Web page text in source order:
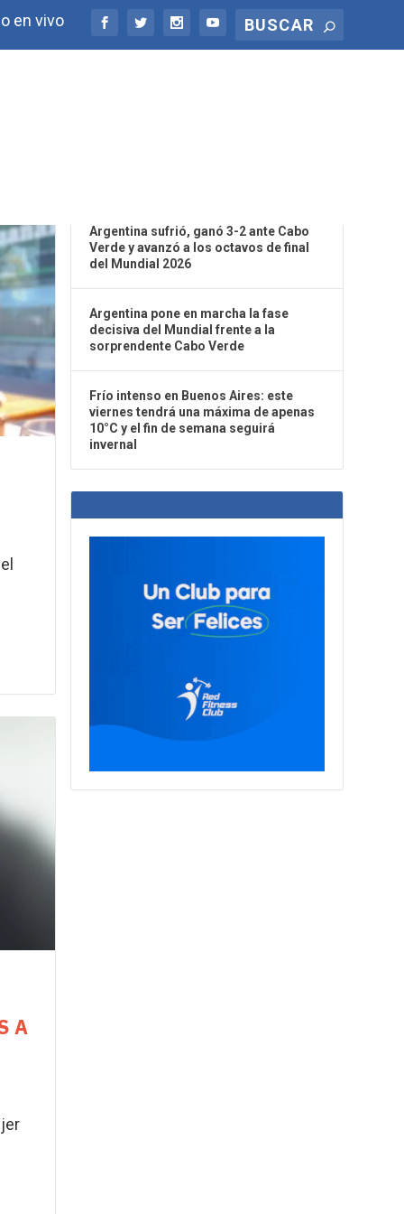
en vivo
A
Argentina sufrió, ganó 3-2 ante Cabo
Verde y avanzó a los octavos de final
del Mundial 2026
Argentina pone en marcha la fase
decisiva del Mundial frente a la
sorprendente Cabo Verde
Frío intenso en Buenos Aires: este
viernes tendrá una máxima de apenas
10°C y el fin de semana seguirá
invernal